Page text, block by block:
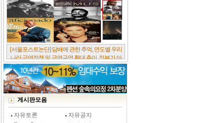
[서울포스트논단] 담배에 관한 추억, 연도별 우리
나라 금연정책 및 금연구역 확대 추이, 정부가 아
무리 더 해롭다고 사기를 쳐대도 피워 본 사람은
다 안다, 전자담배시장은 10년새 폭발적 증가세..
[시사저널 인터뷰] 윤방부 연세대 의대 명예교수,
"골초에게 전자담배를 허하라"
게시판모음
자유토론
자유공지